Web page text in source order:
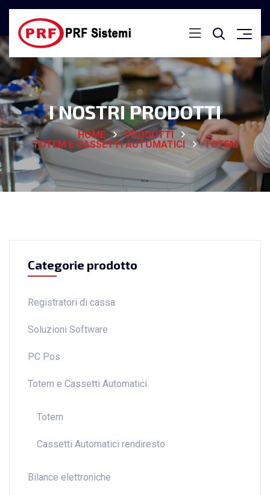
I NOSTRI PRODOTTI
HOME
PRODOTTI
TOTEM E CASSETTI AUTOMATICI
TOTEM
Categorie prodotto
Registratori di cassa
Soluzioni Software
PC Pos
Totem e Cassetti Automatici
Totem
Cassetti Automatici rendiresto
Bilance elettroniche